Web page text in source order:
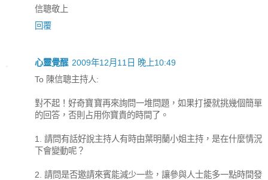
信聰敬上
回覆
心靈覺醒 2009年12月11日 晚上10:49
To 陳信聰主持人:
對不起！好奇寶寶再來詢問一堆問題，如果打擾就挑幾個簡單
的回答，否則占用你寶貴的時間了。
1. 請問有話好說主持人有時由葉明蘭小姐主持，是在什麼情況
下會變動呢？
2. 請問是否邀請來賓能減少一些，讓參與人士能多一點時間發